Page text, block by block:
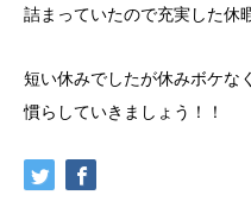
詰まっていたので充実した休
短い休みでしたが休みボケな
慣らしていきましょう！！